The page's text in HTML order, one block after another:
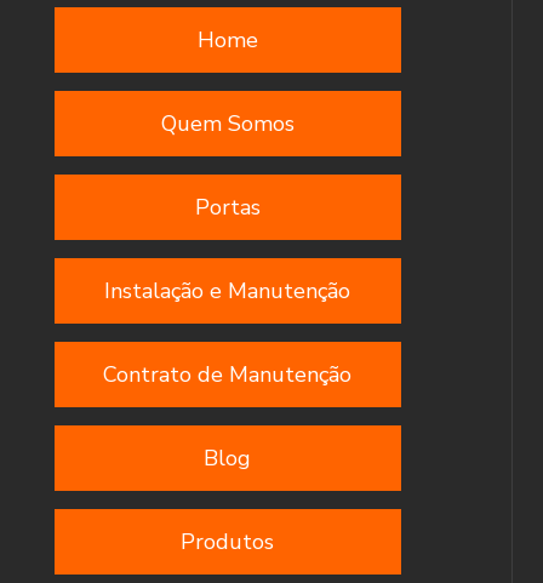
Home
Quem Somos
Portas
Instalação e Manutenção
Contrato de Manutenção
Blog
Produtos